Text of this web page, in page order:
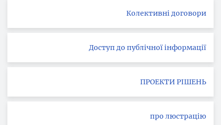
Колективні договори
Доступ до публічної інформації
ПРОЕКТИ РІШЕНЬ
про люстрацію